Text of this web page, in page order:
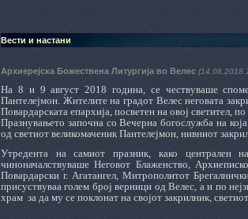
Вести и настани
Архиерејска Божествена Литургија во Велес (14.08.2018
На 8 и 9 август 2018 година, се чествуваше
Пантелејмон. Жителите на градот Велес неговата
Повардарската епархија, посветен на овој светител,
Празнувањето започна со Вечерна богослужба на
од светиот великомаченик Пантелејмон, нивниот
Утредента на самиот празник, како централен
чиноначалствуваше Неговот Блаженство,
Повардарски г. Агатангел, Митрополитот
присуствуваа голем број верници од Велес, а и по
храм за да му се поклонат на својот закрилник,